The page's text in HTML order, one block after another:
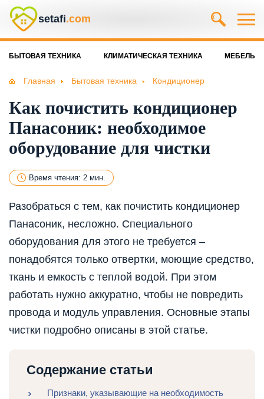
setafi.com
БЫТОВАЯ ТЕХНИКА КЛИМАТИЧЕСКАЯ ТЕХНИКА МЕБЕЛЬ
Главная Бытовая техника Кондиционер
Как почистить кондиционер
Панасоник: необходимое
оборудование для чистки
Время чтения: 2 мин.
Разобраться с тем, как почистить кондиционер
Панасоник, несложно. Специального
оборудования для этого не требуется –
понадобятся только отвертки, моющие средство,
ткань и емкость с теплой водой. При этом
работать нужно аккуратно, чтобы не повредить
провода и модуль управления. Основные этапы
чистки подробно описаны в этой статье.
Содержание статьи
Признаки, указывающие на необходимость